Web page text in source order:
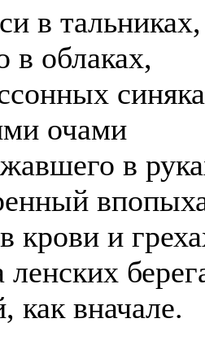
в тальниках,
в облаках,
очами
в
крови и
ленских
как вначале.